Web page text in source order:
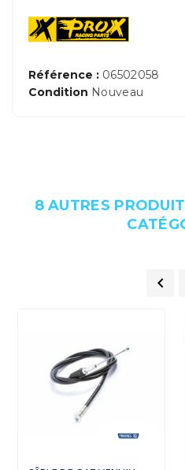
Référence : 06502058
Condition Nouveau
8 AUTRES
